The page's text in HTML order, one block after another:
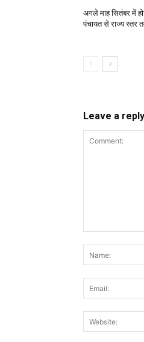
अगले माह सितंबर में
पंचायत से राज्य स्तर
Leave a reply